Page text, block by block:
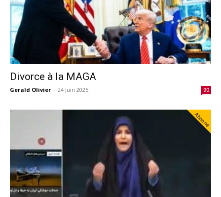
Divorce à la MAGA
Gerald Olivier - 24 juin 2025 90
Abonné